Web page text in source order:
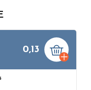
0,13